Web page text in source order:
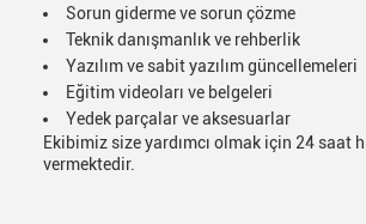
Sorun giderme ve sorun çözme
Teknik danışmanlık ve rehberlik
Yazılım ve sabit yazılım güncellemeleri
Eğitim videoları ve belgeleri
Yedek parçalar ve aksesuarlar
Ekibimiz size yardımcı olmak için 24 saat
vermektedir.